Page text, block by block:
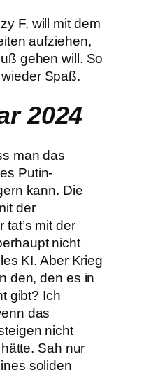
F. will mit dem
aufziehen,
gehen will. So
Spaß.
2024
man das
Putin-
kann. Die
der
tat’s mit der
nicht
KI. Aber Krieg
den, den es in
gibt? Ich
das
nicht
Sah nur
soliden